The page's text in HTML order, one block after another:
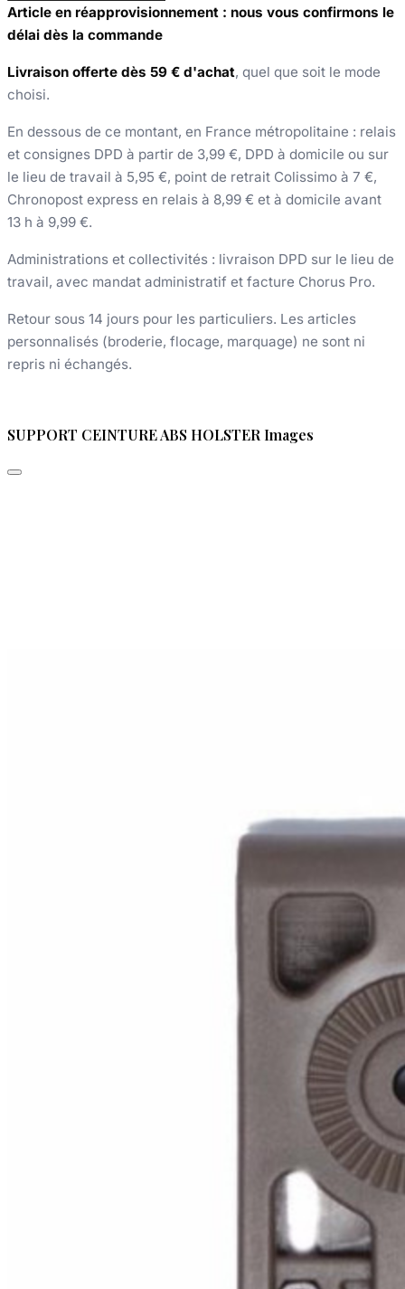
Article en réapprovisionnement : nous vous confirmons le
délai dès la commande
Livraison offerte dès 59 € d'achat, quel que soit le mode
choisi.
En dessous de ce montant, en France métropolitaine : relais
et consignes DPD à partir de 3,99 €, DPD à domicile ou sur
le lieu de travail à 5,95 €, point de retrait Colissimo à 7 €,
Chronopost express en relais à 8,99 € et à domicile avant
13 h à 9,99 €.
Administrations et collectivités : livraison DPD sur le lieu de
travail, avec mandat administratif et facture Chorus Pro.
Retour sous 14 jours pour les particuliers. Les articles
personnalisés (broderie, flocage, marquage) ne sont ni
repris ni échangés.
SUPPORT CEINTURE ABS HOLSTER Images